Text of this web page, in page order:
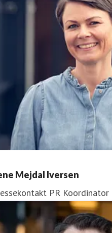
Mejdal Iversen
PR Koordinator